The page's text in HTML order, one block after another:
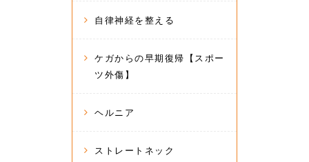
自律神経を整える
ケガからの早期復帰【スポー
ツ外傷】
ヘルニア
ストレートネック